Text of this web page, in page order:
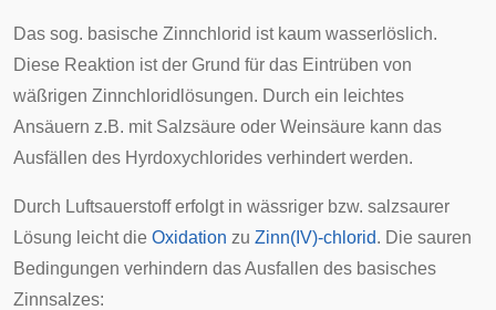
Das sog. basische Zinnchlorid ist kaum wasserlöslich.
Diese Reaktion ist der Grund für das Eintrüben von
wäßrigen Zinnchloridlösungen. Durch ein leichtes
Ansäuern z.B. mit Salzsäure oder Weinsäure kann das
Ausfällen des Hyrdoxychlorides verhindert werden.
Durch Luftsauerstoff erfolgt in wässriger bzw. salzsaurer
Lösung leicht die Oxidation zu Zinn(IV)-chlorid. Die sauren
Bedingungen verhindern das Ausfallen des basisches
Zinnsalzes: